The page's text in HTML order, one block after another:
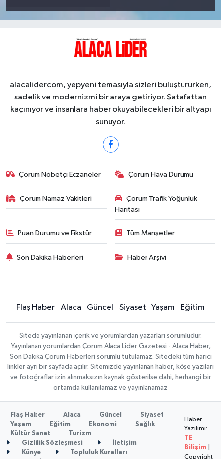
alacalidercom, yepyeni temasıyla sizleri buluştururken,
sadelik ve modernizmi bir araya getiriyor. Şatafattan
kaçınıyor ve insanlara haber okuyabilecekleri bir altyapı
sunuyor.
Çorum Nöbetçi Eczaneler Çorum Hava Durumu
Çorum Namaz Vakitleri
Çorum Trafik Yoğunluk
Haritası
Puan Durumu ve Fikstür Tüm Manşetler
Son Dakika Haberleri Haber Arşivi
Flaş Haber Alaca Güncel Siyaset Yaşam Eğitim
Sitede yayınlanan içerik ve yorumlardan yazarları sorumludur.
Yayınlanan yorumlardan Çorum Alaca Lider Gazetesi - Alaca Haber,
Son Dakika Çorum Haberleri sorumlu tutulamaz. Sitedeki tüm harici
linkler ayrı bir sayfada açılır. Sitemizde yayınlanan haber, köşe yazıları
ve fotoğraflar izin alınmaksızın kaynak gösterilse dahi, herhangi bir
ortamda kullanılamaz ve yayınlanamaz
Flaş Haber Alaca Güncel
Siyaset
Yaşam
Eğitim Ekonomi
Sağlık
Kültür Sanat
Turizm
Gizlilik Sözleşmesi
İletişim
Künye
Topluluk Kuralları
Haber
Yazılımı:
TE
Bilişim
Copyright